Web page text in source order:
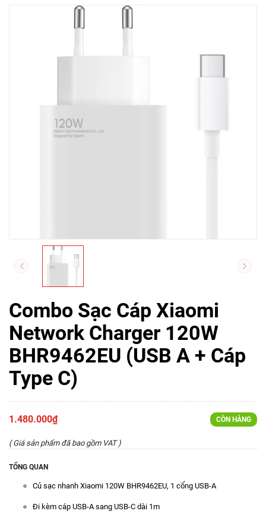
Combo Sạc Cáp Xiaomi
Network Charger 120W
BHR9462EU (USB A + Cáp
Type C)
1.480.000₫ CÒN HÀNG
( Giá sản phẩm đã bao gồm VAT )
TỔNG QUAN
Củ sạc nhanh Xiaomi 120W BHR9462EU, 1 cổng USB-A
Đi kèm cáp USB-A sang USB-C dài 1m